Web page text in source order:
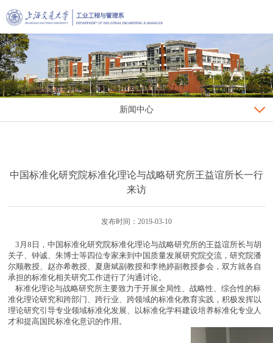
新闻中心
中国标准化研究院标准化理论与战略研究所王益谊所长一行
来访
发布时间：2019-03-10
3月8日，中国标准化研究院标准化理论与战略研究所的王益谊所长与胡
关子、钟诚、朱博士等四位专家来到中国质量发展研究院交流，研究院潘
尔顺教授、赵亦希教授、夏唐斌副教授和李艳婷副教授参会，双方就各自
承担的标准化相关研究工作进行了沟通讨论。
标准化理论与战略研究所主要致力于开展全局性、战略性、综合性的标
准化理论研究和跨部门、跨行业、跨领域的标准化教育实践，积极发挥以
理论研究引导专业领域标准化发展、以标准化学科建设培养标准化专业人
才和提高国民标准化意识的作用。